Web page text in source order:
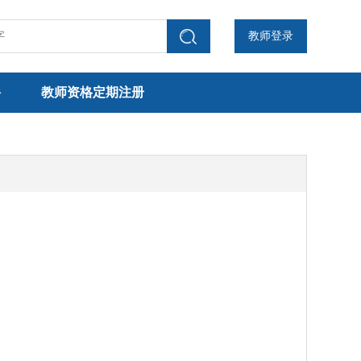
教师登录
教师资格定期注册